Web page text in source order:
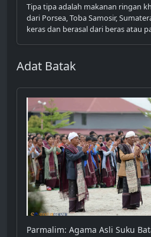
Tipa tipa adalah makanan ringan
dari Porsea, Toba Samosir,
keras dan berasal dari beras atau
Adat Batak
Parmalim: Agama Asli Suku